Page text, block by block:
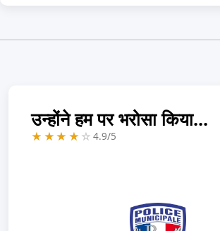
उन्होंने हम पर भरोसा किया...
★★★★ ☆ 4.9/5